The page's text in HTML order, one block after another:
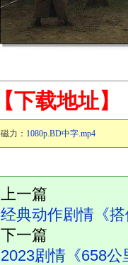
【下载地址】
磁力： 1080p.BD中字.mp4
上一篇
经典动作剧情《
下一篇
2023剧情《658